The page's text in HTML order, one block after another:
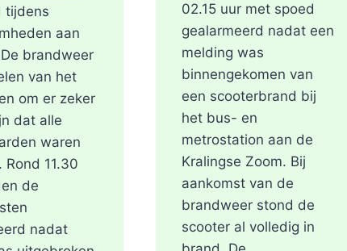
tijdens
aan
brandweer
van het
om er zeker
dat alle
waren
11.30
de
nadat
02.15 uur met spoed
gealarmeerd nadat een
melding was
binnengekomen van
een scooterbrand bij
het bus- en
metrostation aan de
Kralingse Zoom. Bij
aankomst van de
brandweer stond de
scooter al volledig in